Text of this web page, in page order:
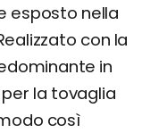
esposto nella
con la
in
la tovaglia
così